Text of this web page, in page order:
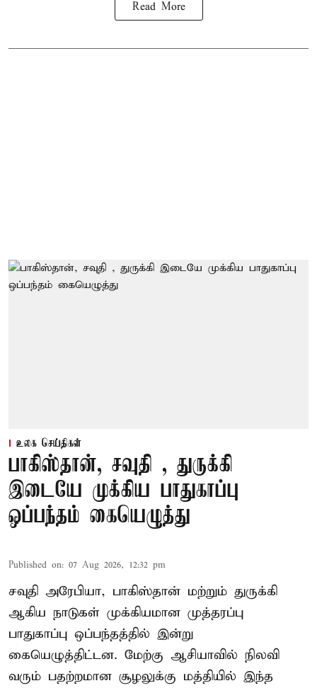
Read More
உலக செய்திகள்
பாகிஸ்தான், சவுதி , துருக்கி
இடையே முக்கிய பாதுகாப்பு
ஒப்பந்தம் கையெழுத்து
Published on: 07 Aug 2026, 12:32 pm
சவுதி அரேபியா, பாகிஸ்தான் மற்றும் துருக்கி
ஆகிய நாடுகள் முக்கியமான முத்தரப்பு
பாதுகாப்பு ஒப்பந்தத்தில் இன்று
கையெழுத்திட்டன. மேற்கு ஆசியாவில் நிலவி
வரும் பதற்றமான சூழலுக்கு மத்தியில் இந்த